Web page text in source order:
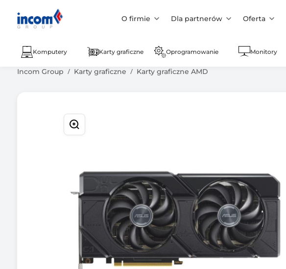
O firmie Dla partnerów Oferta
Komputery Karty graficzne Oprogramowanie Monitory
Incom Group Karty graficzne Karty graficzne AMD